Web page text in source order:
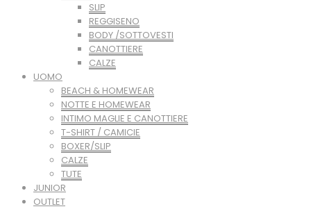
SLIP
REGGISENO
BODY /SOTTOVESTI
CANOTTIERE
CALZE
UOMO
BEACH & HOMEWEAR
NOTTE E HOMEWEAR
INTIMO MAGLIE E CANOTTIERE
T-SHIRT / CAMICIE
BOXER/SLIP
CALZE
TUTE
JUNIOR
OUTLET